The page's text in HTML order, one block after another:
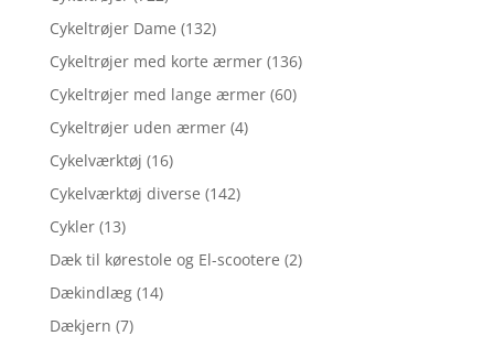
Cykeltrøjer Dame (132)
Cykeltrøjer med korte ærmer (136)
Cykeltrøjer med lange ærmer (60)
Cykeltrøjer uden ærmer (4)
Cykelværktøj (16)
Cykelværktøj diverse (142)
Cykler (13)
Dæk til kørestole og El-scootere (2)
Dækindlæg (14)
Dækjern (7)